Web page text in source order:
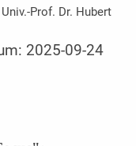
Prof. Dr. Hubert
2025-09-24